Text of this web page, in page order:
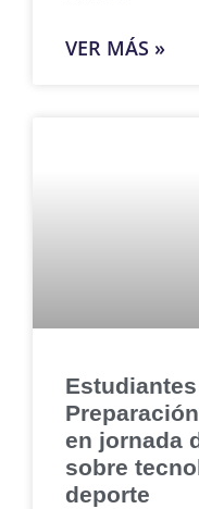
VER MÁS »
en jornada
sobre
deporte